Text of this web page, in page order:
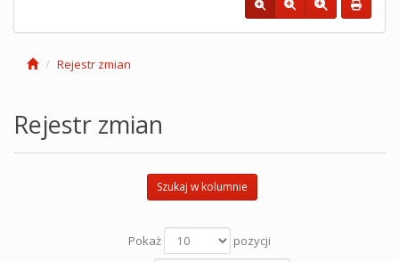
Rejestr zmian
Rejestr zmian
Szukaj w kolumnie
Pokaż
pozycji